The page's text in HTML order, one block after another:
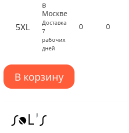
5XL
в
Москве
Доставка
7
рабочих
дней
0 0
В корзину